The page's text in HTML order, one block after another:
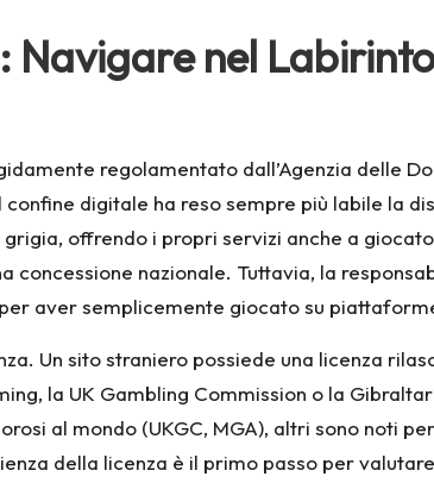
nel
regolamentato dall’Agenzia delle
digitale ha reso sempre più labile la
grigia, offrendo i propri servizi anche a
concessione nazionale. Tuttavia, la
aver semplicemente giocato su
Un sito straniero possiede una licenza
la UK Gambling Commission o la
al mondo (UKGC, MGA), altri sono noti
della licenza è il primo passo per